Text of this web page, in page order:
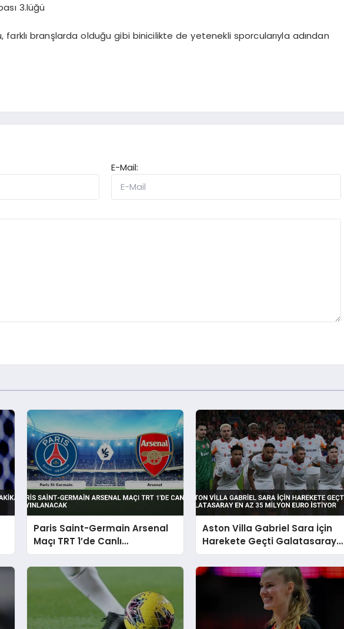
3.lüğü
farklı branşlarda olduğu gibi binicilikte de yetenekli sporcularıyla adından
E-Mail:
Paris Saint-Germain Arsenal
Maçı TRT 1’de Canlı
Yayınlanacak
Aston Villa Gabriel Sara İçin
Harekete Geçti Galatasaray
En Az 35 Milyon Euro İstiyor